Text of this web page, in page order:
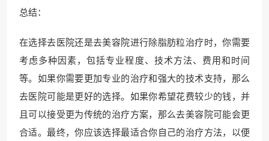
总结：
在选择去医院还是去美容院进行除脂肪粒治疗时，你需要
考虑多种因素，包括专业程度、技术方法、费用和时间
等。如果你需要更加专业的治疗和强大的技术支持，那么
去医院可能是更好的选择。如果你希望花费较少的钱，并
且可以接受更为传统的治疗方案，那么去美容院可能会更
合适。最终，你应该选择最适合你自己的治疗方法，以便